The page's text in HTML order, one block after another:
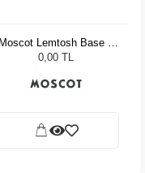
Moscot Lemtosh Base 2
Sun 49 Black Amber
0,00 TL